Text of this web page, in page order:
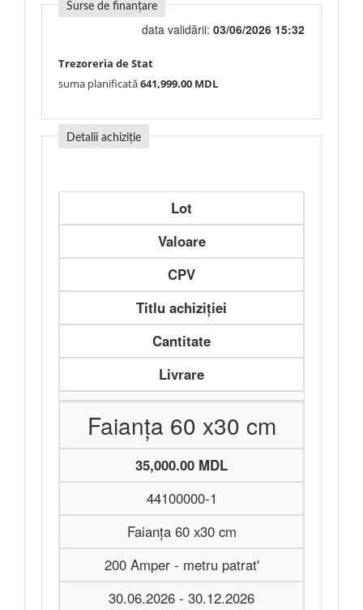
Surse de finanțare
data validării: 03/06/2026 15:32
Trezoreria de Stat
suma planificată641,999.00 MDL
Detalii achiziție
Lot
Valoare
CPV
Titlu achiziției
Cantitate
Livrare
Faianța 60 x30 cm
35,000.00 MDL
44100000-1
Faianța 60 x30 cm
200 Amper - metru patrat'
30.06.2026 - 30.12.2026